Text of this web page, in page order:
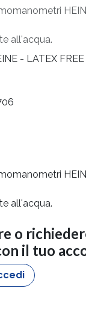
all'acqua.
- LATEX
all'acqua.
o
il tuo